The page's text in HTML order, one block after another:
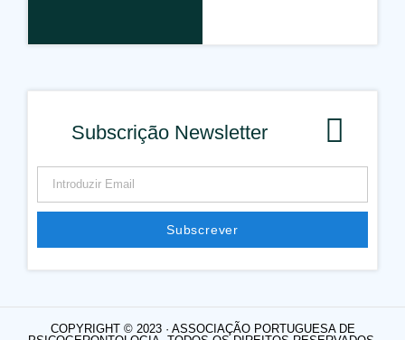
Subscrição Newsletter
Subscrever
COPYRIGHT © 2023 · ASSOCIAÇÃO PORTUGUESA DE